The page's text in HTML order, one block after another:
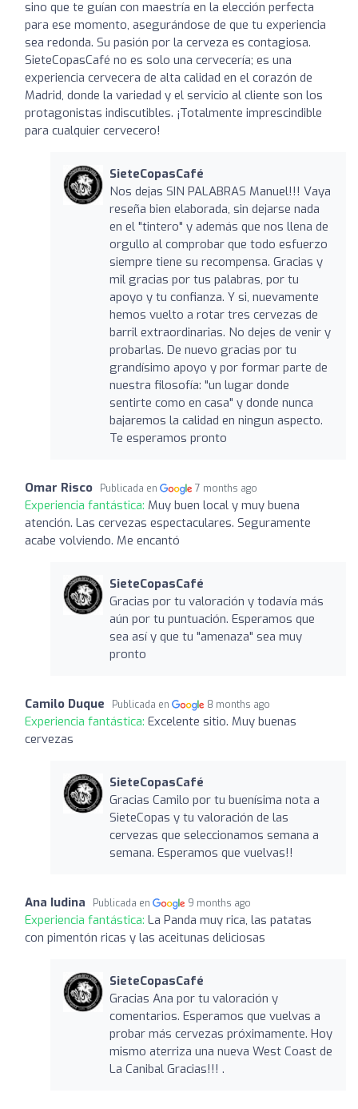
sino que te guían con maestría en la elección perfecta
para ese momento, asegurándose de que tu experiencia
sea redonda. Su pasión por la cerveza es contagiosa.
SieteCopasCafé no es solo una cervecería; es una
experiencia cervecera de alta calidad en el corazón de
Madrid, donde la variedad y el servicio al cliente son los
protagonistas indiscutibles. ¡Totalmente imprescindible
para cualquier cervecero!
SieteCopasCafé
Nos dejas SIN PALABRAS Manuel!!! Vaya
reseña bien elaborada, sin dejarse nada
en el "tintero" y además que nos llena de
orgullo al comprobar que todo esfuerzo
siempre tiene su recompensa. Gracias y
mil gracias por tus palabras, por tu
apoyo y tu confianza. Y si, nuevamente
hemos vuelto a rotar tres cervezas de
barril extraordinarias. No dejes de venir y
probarlas. De nuevo gracias por tu
grandísimo apoyo y por formar parte de
nuestra filosofía: "un lugar donde
sentirte como en casa" y donde nunca
bajaremos la calidad en ningun aspecto.
Te esperamos pronto
Omar Risco Publicada en 7 months ago
Experiencia fantástica: Muy buen local y muy buena
atención. Las cervezas espectaculares. Seguramente
acabe volviendo. Me encantó
SieteCopasCafé
Gracias por tu valoración y todavía más
aún por tu puntuación. Esperamos que
sea así y que tu "amenaza" sea muy
pronto
Camilo Duque Publicada en 8 months ago
Experiencia fantástica: Excelente sitio. Muy buenas
cervezas
SieteCopasCafé
Gracias Camilo por tu buenísima nota a
SieteCopas y tu valoración de las
cervezas que seleccionamos semana a
semana. Esperamos que vuelvas!!
Ana Iudina Publicada en 9 months ago
Experiencia fantástica: La Panda muy rica, las patatas
con pimentón ricas y las aceitunas deliciosas
SieteCopasCafé
Gracias Ana por tu valoración y
comentarios. Esperamos que vuelvas a
probar más cervezas próximamente. Hoy
mismo aterriza una nueva West Coast de
La Canibal Gracias!!! .